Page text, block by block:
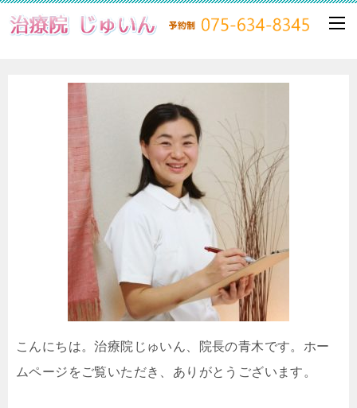
こんにちは。治療院じゅいん、院長の青木です。ホー
ムページをご覧いただき、ありがとうございます。